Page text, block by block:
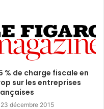
% de charge fiscale en
sur les entreprises
23 décembre 2015